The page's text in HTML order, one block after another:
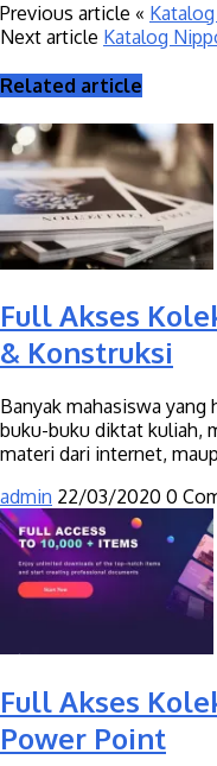
Previous article «
Next article Katalog
Related article
Full Akses
& Konstruksi
Banyak mahasiswa yang
buku-buku diktat kuliah,
materi dari internet,
admin 22/03/2020 0
Full Akses
Power Point